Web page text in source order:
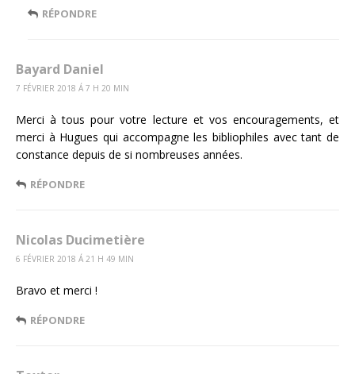
RÉPONDRE
Bayard Daniel
7 FÉVRIER 2018 Á 7 H 20 MIN
Merci à tous pour votre lecture et vos encouragements, et
merci à Hugues qui accompagne les bibliophiles avec tant de
constance depuis de si nombreuses années.
RÉPONDRE
Nicolas Ducimetière
6 FÉVRIER 2018 Á 21 H 49 MIN
Bravo et merci !
RÉPONDRE